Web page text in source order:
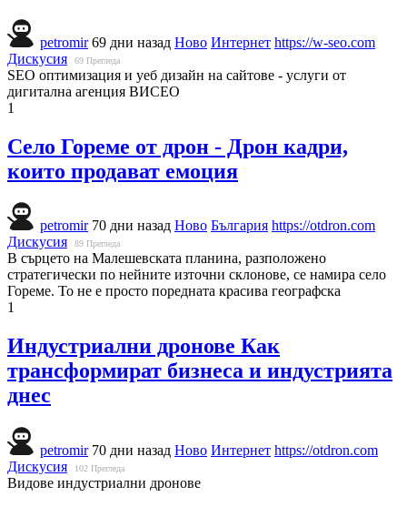
petromir 69 дни назад Ново Интернет https://w-seo.com
Дискусия
69 Прегледа
SEO оптимизация и уеб дизайн на сайтове - услуги от
дигитална агенция ВИСЕО
1
Село Гореме от дрон - Дрон кадри,
които продават емоция
petromir 70 дни назад Ново България https://otdron.com
Дискусия
89 Прегледа
В сърцето на Малешевската планина, разположено
стратегически по нейните източни склонове, се намира село
Гореме. То не е просто поредната красива географска
1
Индустриални дронове Как
трансформират бизнеса и индустрията
днес
petromir 70 дни назад Ново Интернет https://otdron.com
Дискусия
102 Прегледа
Видове индустриални дронове